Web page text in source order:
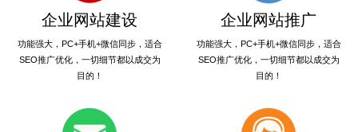
企业网站建设
功能强大，PC+手机+微信同步，适合
SEO推广优化，一切细节都以成交为
目的！
企业网站推广
功能强大，PC+手机+微信同步，适合
SEO推广优化，一切细节都以成交为
目的！